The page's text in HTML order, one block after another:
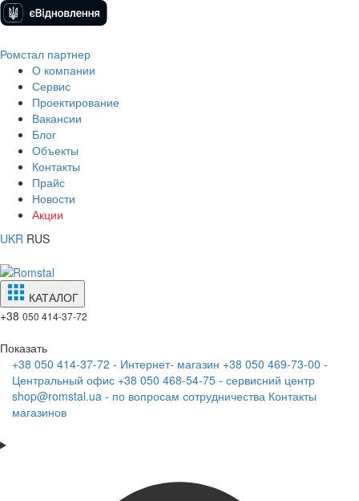
Ромстал партнер
О компании
Сервис
Проектирование
Вакансии
Блог
Объекты
Контакты
Прайс
Новости
Акции
UKR RUS
КАТАЛОГ
+38 050 414-37-72
Показать
+38 050 414-37-72 - Интернет- магазин +38 050 469-73-00 -
Центральный офис +38 050 468-54-75 - сервисний центр
shop@romstal.ua - по вопросам сотрудничества Контакты
магазинов